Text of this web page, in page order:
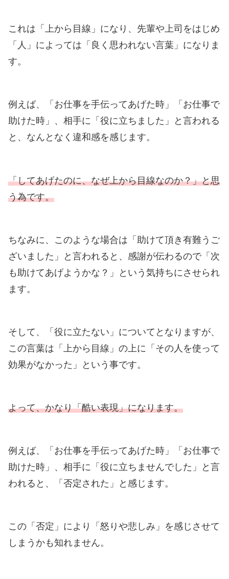
これは「上から目線」になり、先輩や上司をはじめ
「人」によっては「良く思われない言葉」になりま
す。
例えば、「お仕事を手伝ってあげた時」「お仕事で
助けた時」、相手に「役に立ちました」と言われる
と、なんとなく違和感を感じます。
「してあげたのに、なぜ上から目線なのか？」と思
う為です。
ちなみに、このような場合は「助けて頂き有難うご
ざいました」と言われると、感謝が伝わるので「次
も助けてあげようかな？」という気持ちにさせられ
ます。
そして、「役に立たない」についてとなりますが、
この言葉は「上から目線」の上に「その人を使って
効果がなかった」という事です。
よって、かなり「酷い表現」になります。
例えば、「お仕事を手伝ってあげた時」「お仕事で
助けた時」、相手に「役に立ちませんでした」と言
われると、「否定された」と感じます。
この「否定」により「怒りや悲しみ」を感じさせて
しまうかも知れません。